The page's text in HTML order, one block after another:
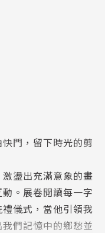
門，留下時光的剪
盪出充滿意象的畫
。展卷閱讀每一字
儀式，當他引領我
們記憶中的鄉愁並